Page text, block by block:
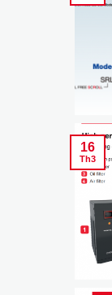
16
Th3